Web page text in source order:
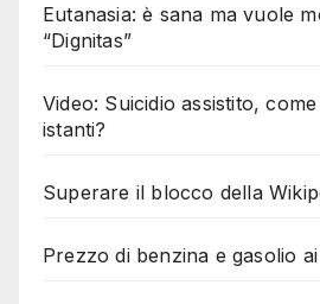
Eutanasia: è sana ma vuole
“Dignitas”
Video: Suicidio assistito,
istanti?
Superare il blocco della
Prezzo di benzina e gasolio ai